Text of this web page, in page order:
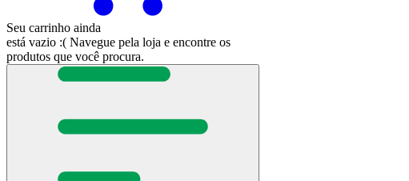
Seu carrinho ainda
está vazio :( Navegue pela loja e encontre os
produtos que você procura.